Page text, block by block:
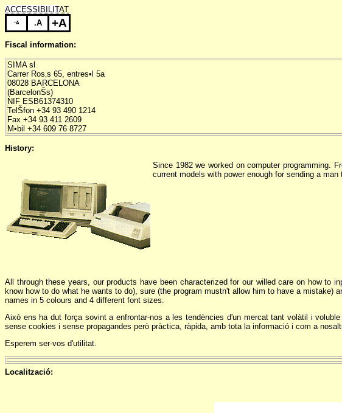
ACCESSIBILITAT
-A .A +A
Fiscal information:
SIMA sl
Carrer Ros‚s 65, entres•l 5a
08028 BARCELONA
(BarcelonŠs)
NIF ESB61374310
TelŠfon +34 93 490 1214
Fax +34 93 411 2609
M•bil +34 609 76 8727
History:
Since 1982 we worked on computer programming.
current models with power enough for sending a
All through these years, our products have been characterized for our willed care on how
know how to do what he wants to do), sure (the program mustn't allow him to have a
names in 5 colours and 4 different font sizes.
Això ens ha dut força sovint a enfrontar-nos a les tendències d'un mercat tant volàtil i
sense cookies i sense propagandes però pràctica, ràpida, amb tota la informació i com a
Esperem ser-vos d'utilitat.
Localització: